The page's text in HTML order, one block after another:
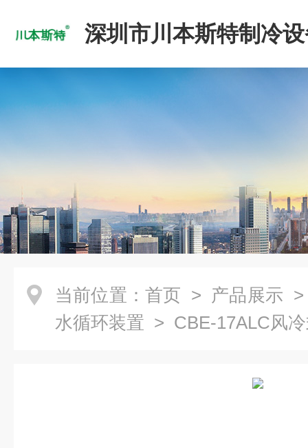
深圳市川本斯特制冷
公司
当前位置： 首页 > 产品展示
水循环装置 > CBE-17ALC风